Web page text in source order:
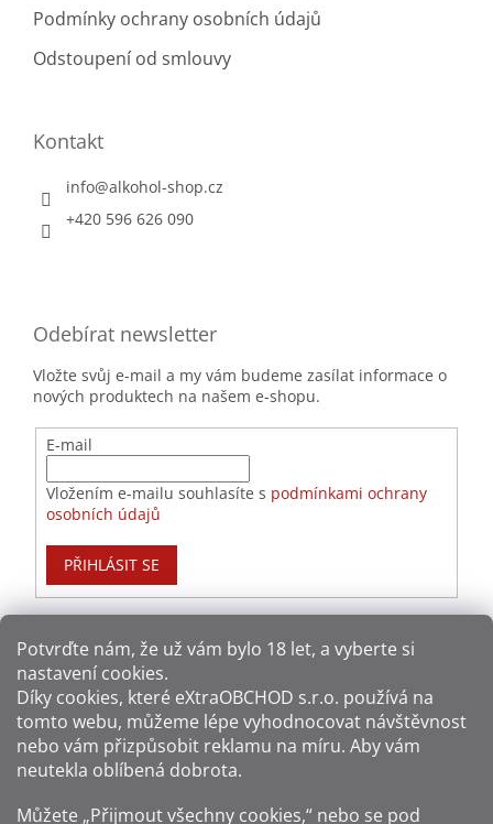
Potvrďte nám​​, že už vám bylo 18 let, a vyberte si
nastavení cookies.
Díky cookies, které eXtraOBCHOD s.r.o. používá na
tomto webu, můžeme lépe vyhodnocovat návštěvnost
nebo vám přizpůsobit reklamu na míru. Aby vám
neutekla oblíbená dobrota.
Můžete „Přijmout všechny cookies,“ nebo se pod
Podmínky ochrany osobních údajů
Odstoupení od smlouvy
Kontakt
info@alkohol-shop.cz
+420 596 626 090
Odebírat newsletter
Vložte svůj e-mail a my vám budeme zasílat informace o
nových produktech na našem e-shopu.
E-mail
Vložením e-mailu souhlasíte s podmínkami ochrany
osobních údajů
PŘIHLÁSIT SE
Způsoby dopravy: